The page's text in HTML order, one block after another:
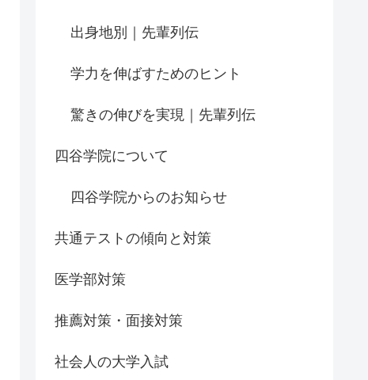
出身地別｜先輩列伝
学力を伸ばすためのヒント
驚きの伸びを実現｜先輩列伝
四谷学院について
四谷学院からのお知らせ
共通テストの傾向と対策
医学部対策
推薦対策・面接対策
社会人の大学入試